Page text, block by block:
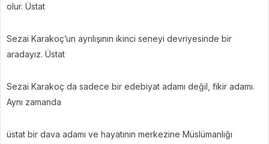
olur. Üstat
Sezai Karakoç’un ayrılışının ikinci seneyi devriyesinde bir
aradayız. Üstat
Sezai Karakoç da sadece bir edebiyat adamı değil, fikir adamı.
Aynı zamanda
üstat bir dava adamı ve hayatının merkezine Müslümanlığı